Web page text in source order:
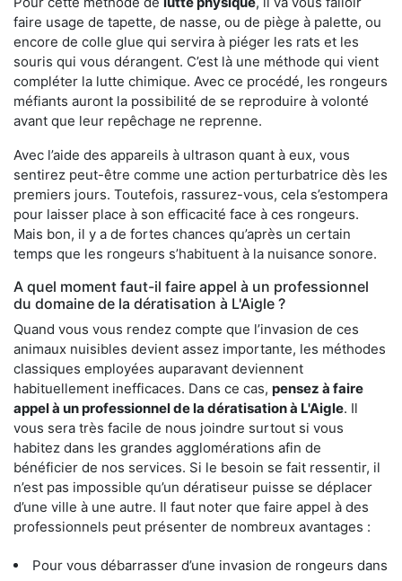
faire usage de tapette, de nasse, ou de piège à palette, ou
encore de colle glue qui servira à piéger les rats et les
souris qui vous dérangent. C’est là une méthode qui vient
compléter la lutte chimique. Avec ce procédé, les rongeurs
méfiants auront la possibilité de se reproduire à volonté
avant que leur repêchage ne reprenne.
Avec l’aide des appareils à ultrason quant à eux, vous
sentirez peut-être comme une action perturbatrice dès les
premiers jours. Toutefois, rassurez-vous, cela s’estompera
pour laisser place à son efficacité face à ces rongeurs.
Mais bon, il y a de fortes chances qu’après un certain
temps que les rongeurs s’habituent à la nuisance sonore.
A quel moment faut-il faire appel à un professionnel
du domaine de la dératisation à L'Aigle ?
Quand vous vous rendez compte que l’invasion de ces
animaux nuisibles devient assez importante, les méthodes
classiques employées auparavant deviennent
habituellement inefficaces. Dans ce cas, pensez à faire
appel à un professionnel de la dératisation à L'Aigle. Il
vous sera très facile de nous joindre surtout si vous
habitez dans les grandes agglomérations afin de
bénéficier de nos services. Si le besoin se fait ressentir, il
n’est pas impossible qu’un dératiseur puisse se déplacer
d’une ville à une autre. Il faut noter que faire appel à des
professionnels peut présenter de nombreux avantages :
Pour vous débarrasser d’une invasion de rongeurs dans